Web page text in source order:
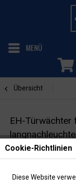
MENÜ
Übersicht
EH-Türwächter
Cookie-Richtlinien
Diese Website